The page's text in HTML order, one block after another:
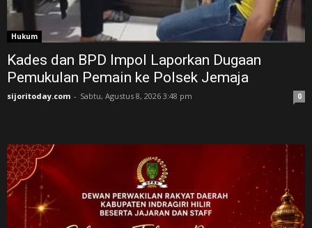
Hukum
Kades dan BPD Impol Laporkan Dugaan
Pemukulan Pemain ke Polsek Jemaja
sijoritoday.com - Sabtu, Agustus 8, 2026 3:48 pm 0